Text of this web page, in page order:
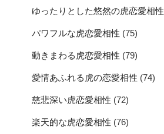
ゆったりとした悠然の虎恋愛相性
パワフルな虎恋愛相性 (75)
動きまわる虎恋愛相性 (79)
愛情あふれる虎の恋愛相性 (74)
慈悲深い虎恋愛相性 (72)
楽天的な虎恋愛相性 (76)